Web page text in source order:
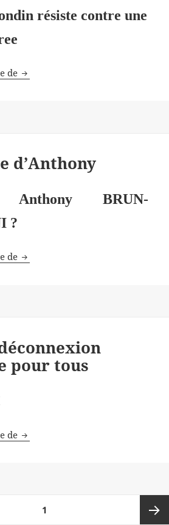
résiste contre une
de «Personne ne veut de cette
d’Anthony
BRUN-
?
de Conférence d’Anthony
pour tous
de Droit à la déconnexion
1